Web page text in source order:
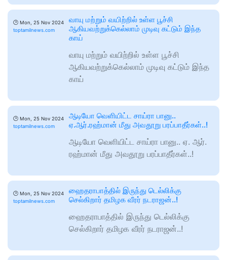
🕑 Mon, 25 Nov 2024
toptamilnews.com
வாயு மற்றும் வயிற்றில் உள்ள பூச்சி
ஆகியவற்றுக்கெல்லாம் முடிவு கட்டும் இந்த
காய்
வாயு மற்றும் வயிற்றில் உள்ள பூச்சி
ஆகியவற்றுக்கெல்லாம் முடிவு கட்டும் இந்த
காய்
🕑 Mon, 25 Nov 2024
toptamilnews.com
ஆடியோ வெளியிட்ட சாய்ரா பானு..
ஏ.ஆர்.ரஹ்மான் மீது அவதூறு பரப்பாதீர்கள்..!
ஆடியோ வெளியிட்ட சாய்ரா பானு.. ஏ. ஆர்.
ரஹ்மான் மீது அவதூறு பரப்பாதீர்கள்..!
🕑 Mon, 25 Nov 2024
toptamilnews.com
ஹைதராபாத்தில் இருந்து டெல்லிக்கு
செல்கிறார் தமிழக வீரர் நடராஜன்..!
ஹைதராபாத்தில் இருந்து டெல்லிக்கு
செல்கிறார் தமிழக வீரர் நடராஜன்..!